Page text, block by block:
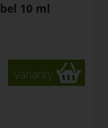
10 ml
Varianty